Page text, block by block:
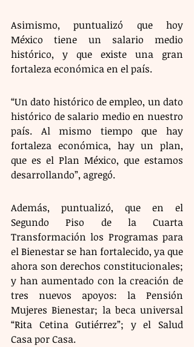
Asimismo, puntualizó que hoy
México tiene un salario medio
histórico, y que existe una gran
fortaleza económica en el país.
“Un dato histórico de empleo, un dato
histórico de salario medio en nuestro
país. Al mismo tiempo que hay
fortaleza económica, hay un plan,
que es el Plan México, que estamos
desarrollando”, agregó.
Además, puntualizó, que en el
Segundo Piso de la Cuarta
Transformación los Programas para
el Bienestar se han fortalecido, ya que
ahora son derechos constitucionales;
y han aumentado con la creación de
tres nuevos apoyos: la Pensión
Mujeres Bienestar; la beca universal
“Rita Cetina Gutiérrez”; y el Salud
Casa por Casa.